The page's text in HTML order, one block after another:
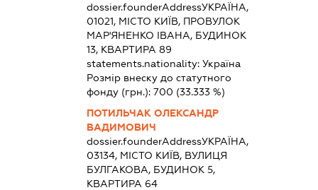
dossier.founderAddressУКРАЇНА,
01021, МІСТО КИЇВ, ПРОВУЛОК
МАР'ЯНЕНКО ІВАНА, БУДИНОК
13, КВАРТИРА 89
statements.nationality:Україна
Розмір внеску до статутного
фонду (грн.):700 (33.333 %)
ПОТИЛЬЧАК ОЛЕКСАНДР
ВАДИМОВИЧ
dossier.founderAddressУКРАЇНА,
03134, МІСТО КИЇВ, ВУЛИЦЯ
БУЛГАКОВА, БУДИНОК 5,
КВАРТИРА 64